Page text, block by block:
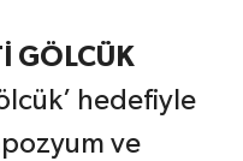
GÖLCÜK
hedefiyle
ve